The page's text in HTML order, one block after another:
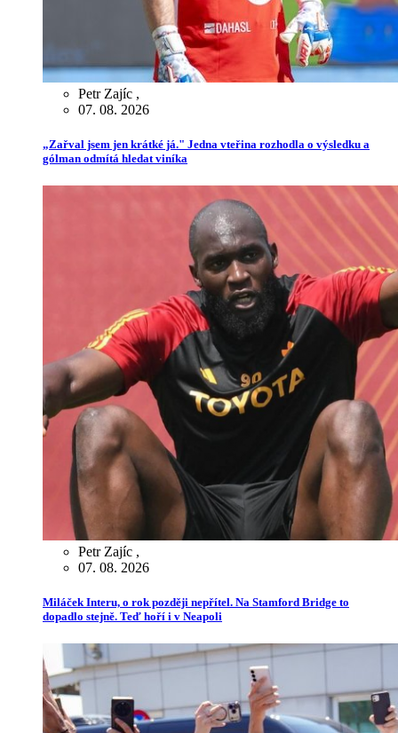
Petr Zajíc ,
07. 08. 2026
„Zařval jsem jen krátké já." Jedna vteřina rozhodla o výsledku a
gólman odmítá hledat viníka
Petr Zajíc ,
07. 08. 2026
Miláček Interu, o rok později nepřítel. Na Stamford Bridge to
dopadlo stejně. Teď hoří i v Neapoli